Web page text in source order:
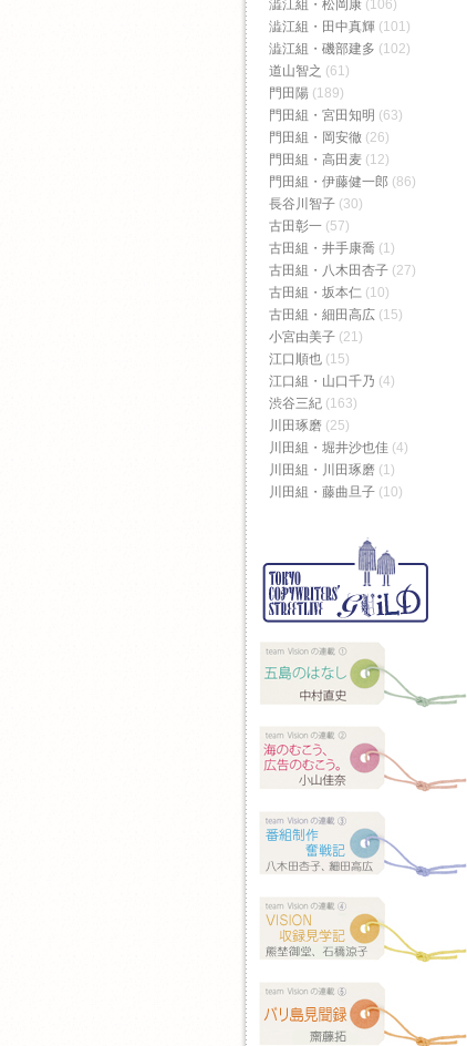
澁江組・松岡康 (106)
澁江組・田中真輝 (101)
澁江組・磯部建多 (102)
道山智之 (61)
門田陽 (189)
門田組・宮田知明 (63)
門田組・岡安徹 (26)
門田組・高田麦 (12)
門田組・伊藤健一郎 (86)
長谷川智子 (30)
古田彰一 (57)
古田組・井手康喬 (1)
古田組・八木田杏子 (27)
古田組・坂本仁 (10)
古田組・細田高広 (15)
小宮由美子 (21)
江口順也 (15)
江口組・山口千乃 (4)
渋谷三紀 (163)
川田琢磨 (25)
川田組・堀井沙也佳 (4)
川田組・川田琢磨 (1)
川田組・藤曲旦子 (10)